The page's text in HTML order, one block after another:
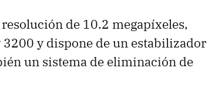
de 10.2 megapíxeles,
3200 y dispone de un estabilizador
un sistema de eliminación de